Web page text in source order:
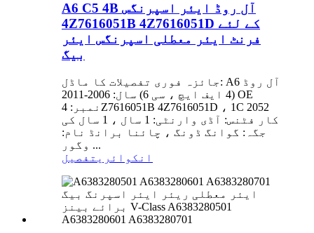
A6 C5 4B آل روڈ ایئر اسپرنگس
4Z7616051B 4Z7616051D کے لئے
فرنٹ ایئر معطلی اسپرنگس ایئر
بیگ
جائزہ فوری تفصیلات کا ماڈل: A6 آل روڈ
(4 ایف ایچ ، سی 6) سال: 2006-2011 OE
نمبر: 4Z7616051B 4Z7616051D ، 1C 2052
کار فٹنس: آڈی وارنٹی: 1 سال ، 1 سال کی
جگہ: گوانگ ڈونگ ، چائنا برانڈ نام:
وگور ...
انکوائری تفصیل